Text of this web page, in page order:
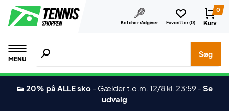
Ketcher rådgiver Favoritter (0)
0
Kurv
MENU
Søg efter produkter, mærker etc.
Søg
👟 20% på ALLE sko - Gælder t.o.m. 12/8 kl. 23:59 -Se
udvalg